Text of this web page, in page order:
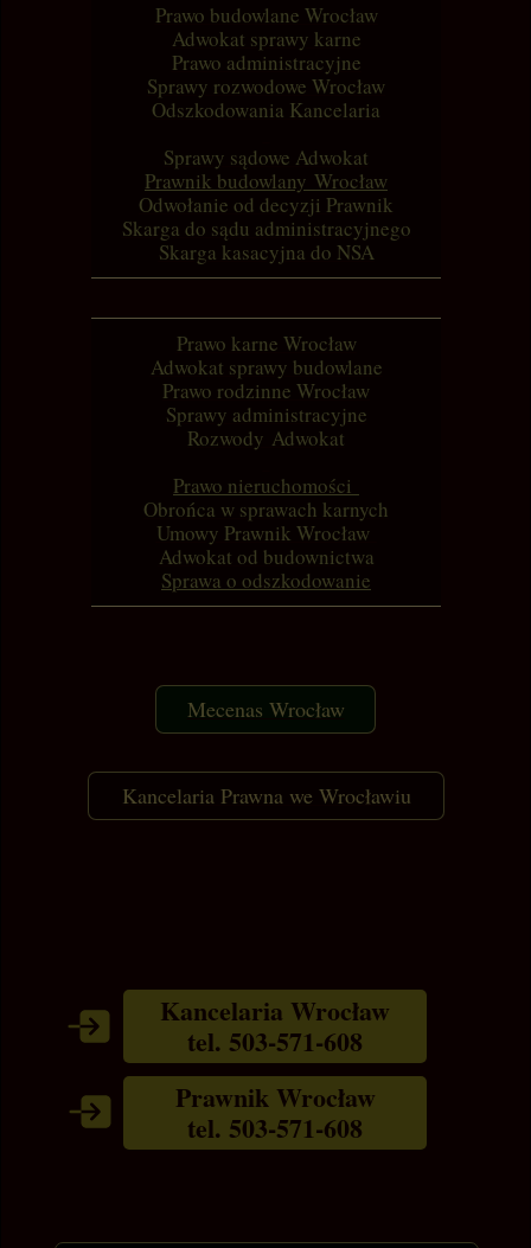
Kancelaria Wrocław
tel. 503-571-608
Prawnik Wrocław
tel. 503-571-608
Mecenas Wrocław
Kancelaria Prawna we Wrocławiu
Prawo karne Wrocław
Adwokat sprawy budowlane
Prawo rodzinne Wrocław
Sprawy administracyjne
Rozwody Adwokat
Prawo nieruchomości
Obrońca w sprawach karnych
Umowy Prawnik Wrocław
Adwokat od budownictwa
Sprawa o odszkodowanie
Prawo budowlane Wrocław
Adwokat sprawy karne
Prawo administracyjne
Sprawy rozwodowe Wrocław
Odszkodowania Kancelaria
Sprawy sądowe Adwokat
Prawnik budowlany Wrocław
Odwołanie od decyzji Prawnik
Skarga do sądu administracyjnego
Skarga kasacyjna do NSA